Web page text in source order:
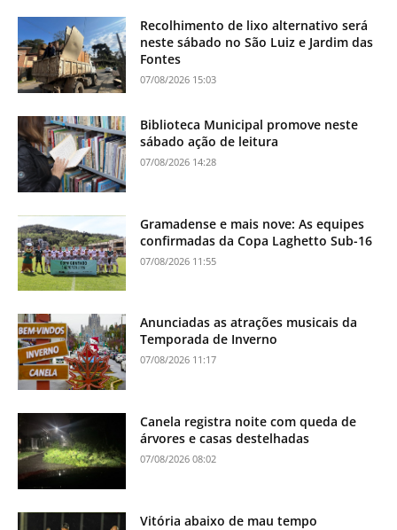
Recolhimento de lixo alternativo será
neste sábado no São Luiz e Jardim das
Fontes
07/08/2026 15:03
Biblioteca Municipal promove neste
sábado ação de leitura
07/08/2026 14:28
Gramadense e mais nove: As equipes
confirmadas da Copa Laghetto Sub-16
07/08/2026 11:55
Anunciadas as atrações musicais da
Temporada de Inverno
07/08/2026 11:17
Canela registra noite com queda de
árvores e casas destelhadas
07/08/2026 08:02
Vitória abaixo de mau tempo